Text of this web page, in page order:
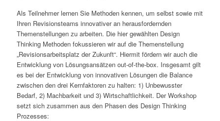
Als Teilnehmer lernen Sie Methoden kennen, um selbst sowie mit
Ihren Revisionsteams innovativer an herausfordernden
Themenstellungen zu arbeiten. Die hier gewählten Design
Thinking Methoden fokussieren wir auf die Themenstellung
„Revisionsarbeitsplatz der Zukunft“. Hiermit fördern wir auch die
Entwicklung von Lösungsansätzen out-of-the-box. Insgesamt gilt
es bei der Entwicklung von innovativen Lösungen die Balance
zwischen den drei Kernfaktoren zu halten: 1) Unbewusster
Bedarf, 2) Machbarkeit und 3) Wirtschaftlichkeit. Der Workshop
setzt sich zusammen aus den Phasen des Design Thinking
Prozesses: